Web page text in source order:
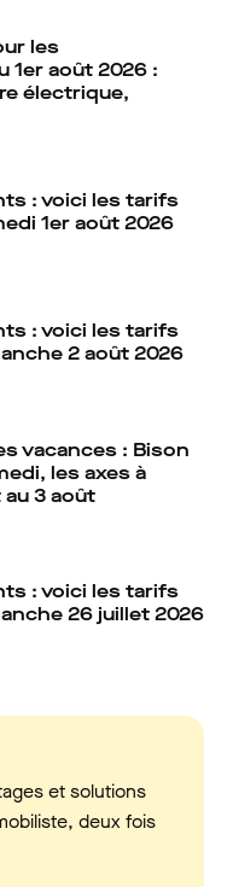
les
1er août 2026 :
électrique,
: voici les tarifs
1er août 2026
: voici les tarifs
2 août 2026
vacances : Bison
les axes à
3 août
: voici les tarifs
26 juillet 2026
et solutions
deux fois